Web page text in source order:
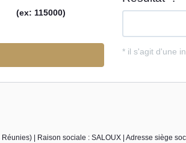
| Raison sociale : SALOUX | Adresse siège